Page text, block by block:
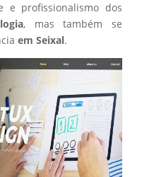
e profissionalismo dos
, mas também se
em Seixal.